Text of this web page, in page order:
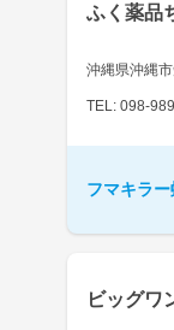
ふく薬品
沖縄県沖縄
TEL: 098-
フマキラ
ビッグワ